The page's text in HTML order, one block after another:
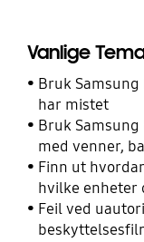
Vanlige
Bruk
har mistet
Bruk
med venner,
Finn ut
hvilke enheter
Feil ved